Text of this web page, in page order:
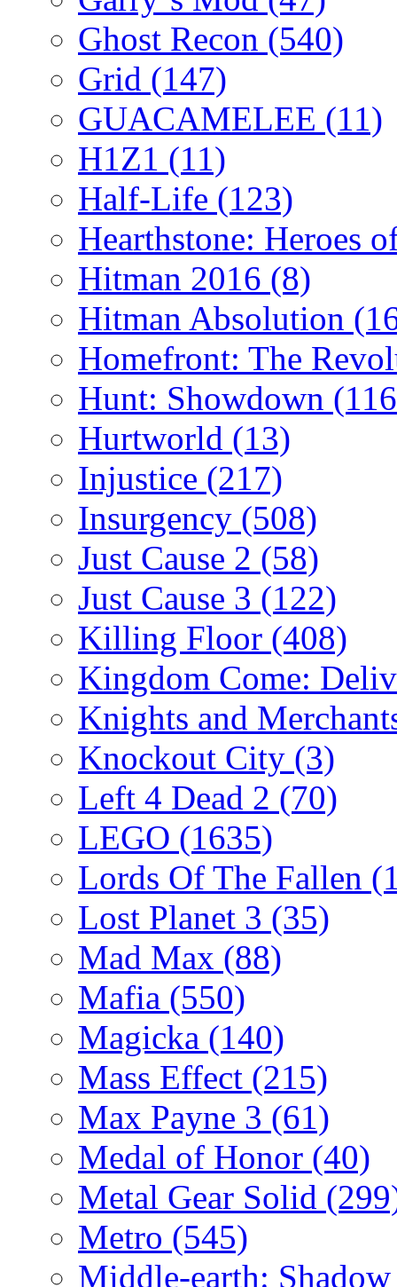
Ghost Recon (540)
Grid (147)
GUACAMELEE (11)
H1Z1 (11)
Half-Life (123)
Hearthstone: Heroes
Hitman 2016 (8)
Hitman Absolution
Homefront: The
Hunt: Showdown
Hurtworld (13)
Injustice (217)
Insurgency (508)
Just Cause 2 (58)
Just Cause 3 (122)
Killing Floor (408)
Kingdom Come:
Knights and
Knockout City (3)
Left 4 Dead 2 (70)
LEGO (1635)
Lords Of The Fallen
Lost Planet 3 (35)
Mad Max (88)
Mafia (550)
Magicka (140)
Mass Effect (215)
Max Payne 3 (61)
Medal of Honor (40)
Metal Gear Solid
Metro (545)
Middle-earth: